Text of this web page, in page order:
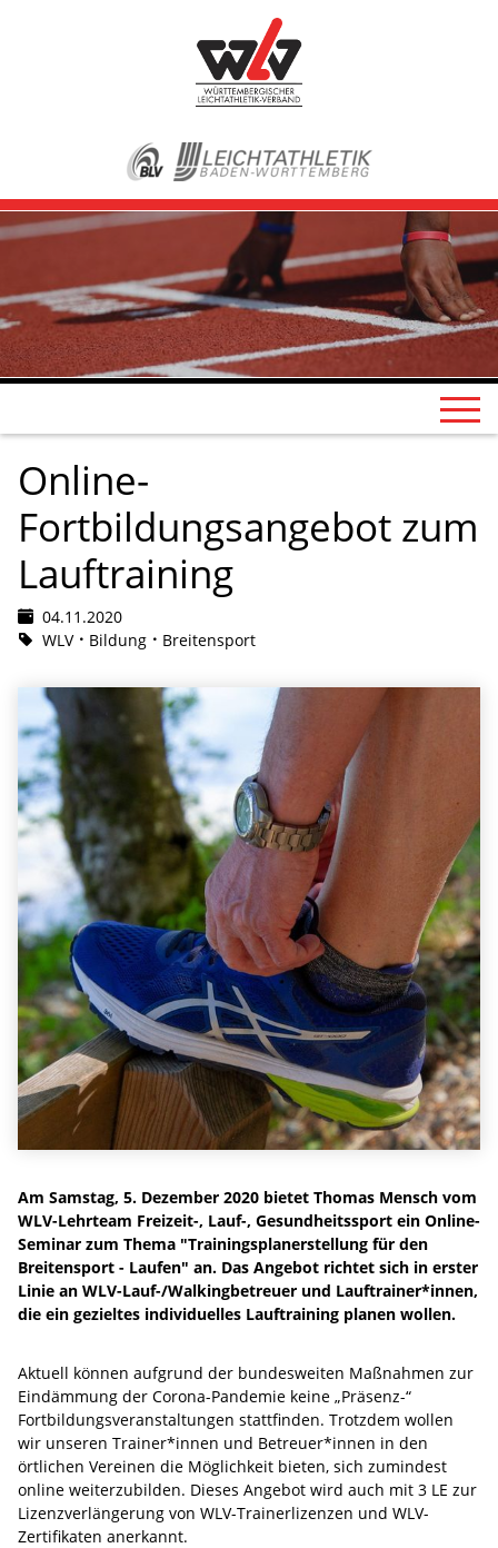
Online-
Fortbildungsangebot zum
Lauftraining
04.11.2020
WLV
Bildung Breitensport
Am Samstag, 5. Dezember 2020 bietet Thomas Mensch vom
WLV-Lehrteam Freizeit-, Lauf-, Gesundheitssport ein Online-
Seminar zum Thema "Trainingsplanerstellung für den
Breitensport - Laufen" an. Das Angebot richtet sich in erster
Linie an WLV-Lauf-/Walkingbetreuer und Lauftrainer*innen,
die ein gezieltes individuelles Lauftraining planen wollen.
Aktuell können aufgrund der bundesweiten Maßnahmen zur
Eindämmung der Corona-Pandemie keine „Präsenz-“
Fortbildungsveranstaltungen stattfinden. Trotzdem wollen
wir unseren Trainer*innen und Betreuer*innen in den
örtlichen Vereinen die Möglichkeit bieten, sich zumindest
online weiterzubilden. Dieses Angebot wird auch mit 3 LE zur
Lizenzverlängerung von WLV-Trainerlizenzen und WLV-
Zertifikaten anerkannt.